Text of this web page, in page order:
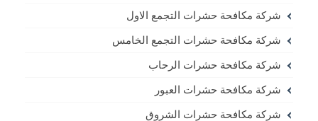
شركة مكافحة حشرات التجمع الاول
شركة مكافحة حشرات التجمع الخامس
شركة مكافحة حشرات الرحاب
شركة مكافحة حشرات العبور
شركة مكافحة حشرات الشروق